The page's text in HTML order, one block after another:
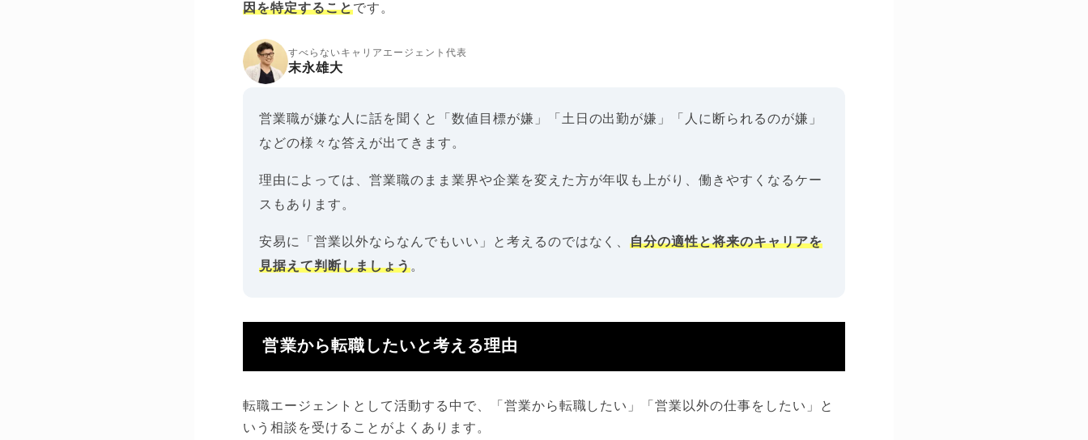
因を特定することです。
すべらないキャリアエージェント代表
末永雄大
営業職が嫌な人に話を聞くと「数値目標が嫌」「土日の出勤が嫌」「人に断られるのが嫌」
などの様々な答えが出てきます。
理由によっては、営業職のまま業界や企業を変えた方が年収も上がり、働きやすくなるケー
スもあります。
安易に「営業以外ならなんでもいい」と考えるのではなく、自分の適性と将来のキャリアを
見据えて判断しましょう。
営業から転職したいと考える理由
転職エージェントとして活動する中で、「営業から転職したい」「営業以外の仕事をしたい」と
いう相談を受けることがよくあります。